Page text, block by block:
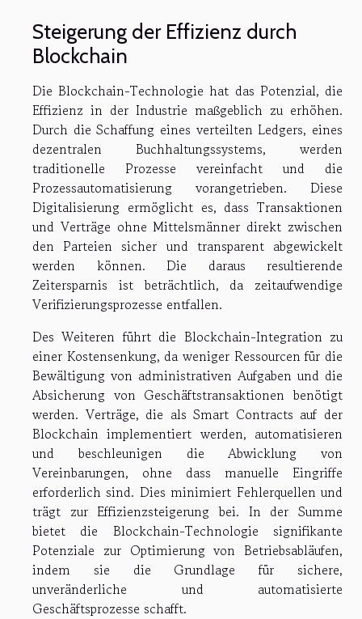
Steigerung der Effizienz durch
Blockchain
Die Blockchain-Technologie hat das Potenzial, die
Effizienz in der Industrie maßgeblich zu erhöhen.
Durch die Schaffung eines verteilten Ledgers, eines
dezentralen Buchhaltungssystems, werden
traditionelle Prozesse vereinfacht und die
Prozessautomatisierung vorangetrieben. Diese
Digitalisierung ermöglicht es, dass Transaktionen
und Verträge ohne Mittelsmänner direkt zwischen
den Parteien sicher und transparent abgewickelt
werden können. Die daraus resultierende
Zeitersparnis ist beträchtlich, da zeitaufwendige
Verifizierungsprozesse entfallen.
Des Weiteren führt die Blockchain-Integration zu
einer Kostensenkung, da weniger Ressourcen für die
Bewältigung von administrativen Aufgaben und die
Absicherung von Geschäftstransaktionen benötigt
werden. Verträge, die als Smart Contracts auf der
Blockchain implementiert werden, automatisieren
und beschleunigen die Abwicklung von
Vereinbarungen, ohne dass manuelle Eingriffe
erforderlich sind. Dies minimiert Fehlerquellen und
trägt zur Effizienzsteigerung bei. In der Summe
bietet die Blockchain-Technologie signifikante
Potenziale zur Optimierung von Betriebsabläufen,
indem sie die Grundlage für sichere,
unveränderliche und automatisierte
Geschäftsprozesse schafft.